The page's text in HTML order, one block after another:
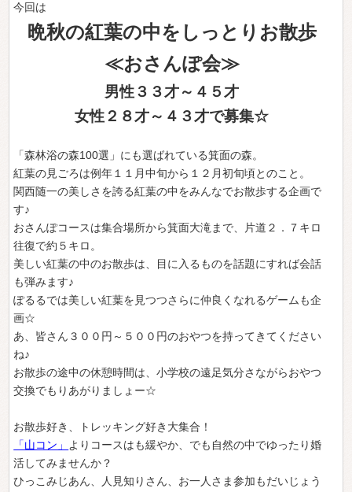
今回は
晩秋の紅葉の中をしっとりお散歩
≪おさんぽ会≫
男性３３才～４５才
女性２８才～４３才で募集☆
「森林浴の森100選」にも選ばれている箕面の森。
紅葉の見ごろは例年１１月中旬から１２月初旬頃とのこと。
関西随一の美しさを誇る紅葉の中をみんなでお散歩する企画で
す♪
おさんぽコースは集合場所から箕面大滝まで、片道２．７キロ
往復で約５キロ。
美しい紅葉の中のお散歩は、目に入るものを話題にすれば会話
も弾みます♪
ぽるるでは美しい紅葉を見つつさらに仲良くなれるゲームも企
画☆
あ、皆さん３００円～５００円のおやつを持ってきてください
ね♪
お散歩の途中の休憩時間は、小学校の遠足気分さながらおやつ
交換でもりあがりましょー☆
お散歩好き、トレッキング好き大集合！
「山コン」
よりコースはも緩やか、でも自然の中でゆったり婚
活してみませんか？
ひっこみじあん、人見知りさん、お一人さま参加もだいじょう